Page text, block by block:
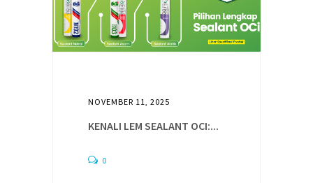
NOVEMBER 11, 2025
KENALI LEM SEALANT OCI:...
0